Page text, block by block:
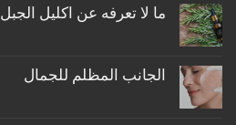
ما لا تعرفه عن اكليل الجبل
على
ماالجانب المظلم للجمال